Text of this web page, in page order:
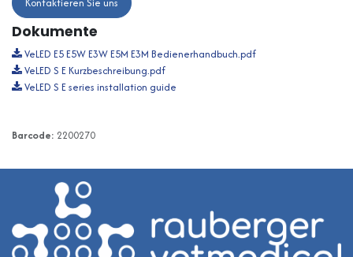
Dokumente
VeLED E5 E5W E3W E5M E3M Bedienerhandbuch.pdf
VeLED S E Kurzbeschreibung.pdf
VeLED S E series installation guide
Barcode: 2200270